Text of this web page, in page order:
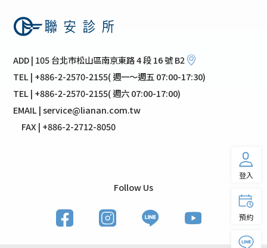
ADD | 105 台北市松山區南京東路 4 段 16 號 B2
TEL | +886-2-2570-2155( 週一～週五 07:00-17:30)
TEL | +886-2-2570-2155( 週六 07:00-17:00)
EMAIL | service@lianan.com.tw
FAX | +886-2-2712-8050
Follow Us
登入
預約